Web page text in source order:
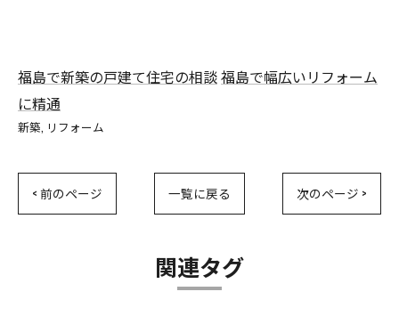
福島で新築の戸建て住宅の相談福島で幅広いリフォーム
に精通
新築 リフォーム
< 前のページ 一覧に戻る 次のページ >
関連タグ